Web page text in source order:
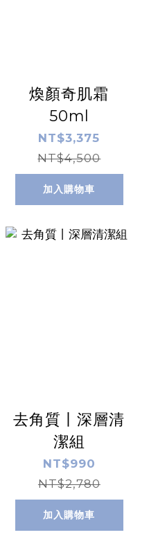
煥顏奇肌霜
50ml
NT$3,375
NT$4,500
加入購物車
去角質丨深層清
潔組
NT$990
NT$2,780
加入購物車